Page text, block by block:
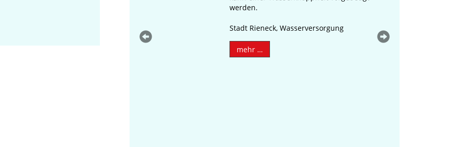
werden.
Stadt Rieneck, Wasserversorgung
mehr …